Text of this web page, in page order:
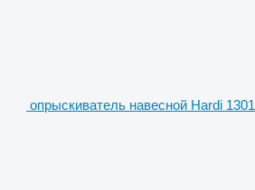
опрыскиватель навесной Hardi 1301